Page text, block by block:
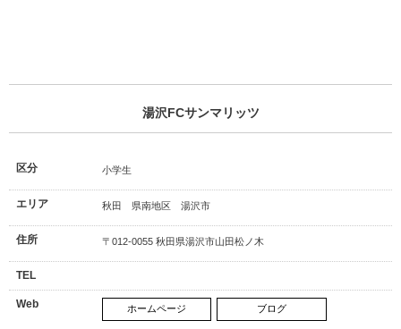
湯沢FCサンマリッツ
区分 小学生
エリア 秋田 県南地区 湯沢市
住所 〒012-0055 秋田県湯沢市山田松ノ木
TEL
Web ホームページ ブログ